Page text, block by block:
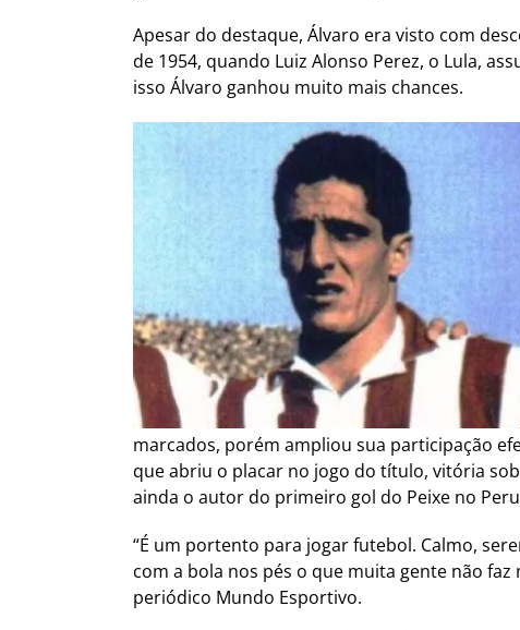
Apesar do destaque, Álvaro era visto com
de 1954, quando Luiz Alonso Perez, o Lula,
isso Álvaro ganhou muito mais chances.
marcados, porém ampliou sua participação
que abriu o placar no jogo do título, vitória
ainda o autor do primeiro gol do Peixe no
“É um portento para jogar futebol. Calmo,
com a bola nos pés o que muita gente não
periódico Mundo Esportivo.